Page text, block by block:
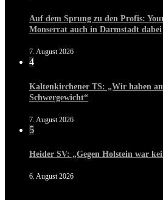
Auf dem Sprung zu den Profis:
Monserrat auch in Darmstadt dabei
7. August 2026
4
Kaltenkirchener TS: „Wir haben
Schwergewicht“
7. August 2026
5
Heider SV: „Gegen Holstein war
6. August 2026